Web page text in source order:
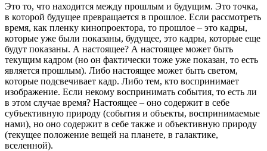
Это то, что находится между прошлым и будущим. Это точка,
в которой будущее превращается в прошлое. Если рассмотреть
время, как пленку кинопроектора, то прошлое – это кадры,
которые уже были показаны, будущее, это кадры, которые еще
будут показаны. А настоящее? А настоящее может быть
текущим кадром (но он фактически тоже уже показан, то есть
является прошлым). Либо настоящее может быть светом,
которые подсвечивает кадр. Либо тем, кто воспринимает
изображение. Если некому воспринимать события, то есть ли
в этом случае время? Настоящее – оно содержит в себе
субъективную природу (события и объекты, воспринимаемые
нами), но оно содержит в себе также и объективную природу
(текущее положение вещей на планете, в галактике,
вселенной).